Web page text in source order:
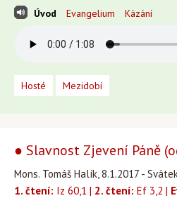
Úvod Evangelium Kázání
Hosté Mezidobí
● Slavnost Zjevení Páně
Mons. Tomáš Halík, 8.1.2017 -
1. čtení: Iz 60,1 | 2. čtení: Ef 3,2 |